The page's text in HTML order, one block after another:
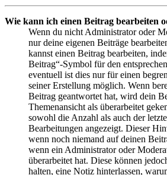
Wie kann ich einen Beitrag bearbeiten
Wenn du nicht Administrator oder
nur deine eigenen Beiträge
kannst einen Beitrag bearbeiten,
Beitrag“-Symbol für den
eventuell ist dies nur für einen
seiner Erstellung möglich. Wenn
Beitrag geantwortet hat, wird dein
Themenansicht als überarbeitet
sowohl die Anzahl als auch der
Bearbeitungen angezeigt. Dieser
wenn noch niemand auf deinen
wenn ein Administrator oder
überarbeitet hat. Diese können
halten, eine Notiz hinterlassen,